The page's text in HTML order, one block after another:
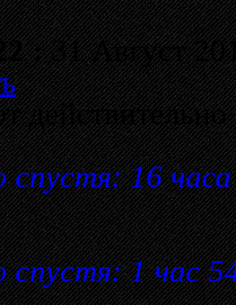
:31 Август
действительно
спустя: 16
спустя: 1 час